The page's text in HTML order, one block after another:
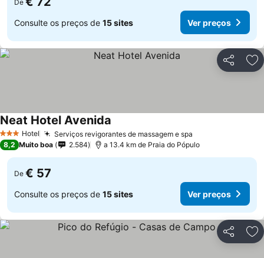
De
Consulte os preços de 15 sites Ver preços
Partilhar
3 EstrelasHotel Serviços revigorantes de massagem e spa
Neat Hotel Avenida
8,2 Muito boa 2.584 a 13.4 km de Praia do Pópulo
De € 57
Consulte os preços de 15 sites Ver preços
Partilhar